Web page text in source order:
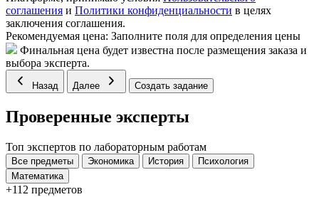
соглашения и Политики конфиденциальности в целях
заключения соглашения.
Рекомендуемая цена: Заполните поля для определения цены
Финальная цена будет известна после размещения заказа и
выбора эксперта.
Назад Далее Создать задание
Проверенные эксперты
Топ экспертов по лабораторным работам
Все предметы Экономика История
Психология
Математика
+112 предметов